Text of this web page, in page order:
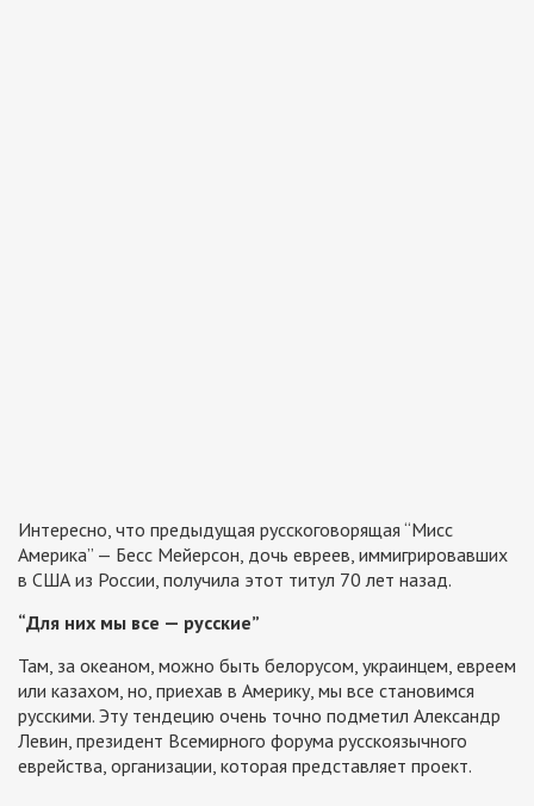
Интересно, что предыдущая русскоговорящая “Мисс
Америка” — Бесс Мейерсон, дочь евреев, иммигрировавших
в США из России, получила этот титул 70 лет назад.
“Для них мы все — русские”
Там, за океаном, можно быть белорусом, украинцем, евреем
или казахом, но, приехав в Америку, мы все становимся
русскими. Эту тендецию очень точно подметил Александр
Левин, президент Всемирного форума русскоязычного
еврейства, организации, которая представляет проект.